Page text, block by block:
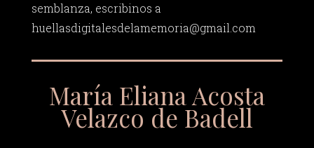
semblanza, escribinos a
huellasdigitalesdelamemoria@gmail.com
María Eliana Acosta
Velazco de Badell